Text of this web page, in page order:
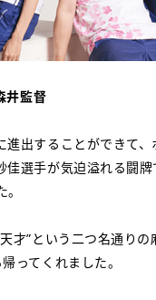
井監督
進出することができて
佳選手が気迫溢れる闘
才”という二つ名通り
ってくれました。